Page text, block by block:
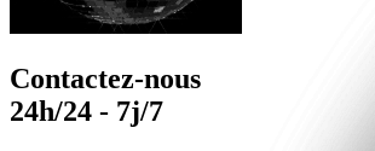
Contactez-nous
24h/24 - 7j/7